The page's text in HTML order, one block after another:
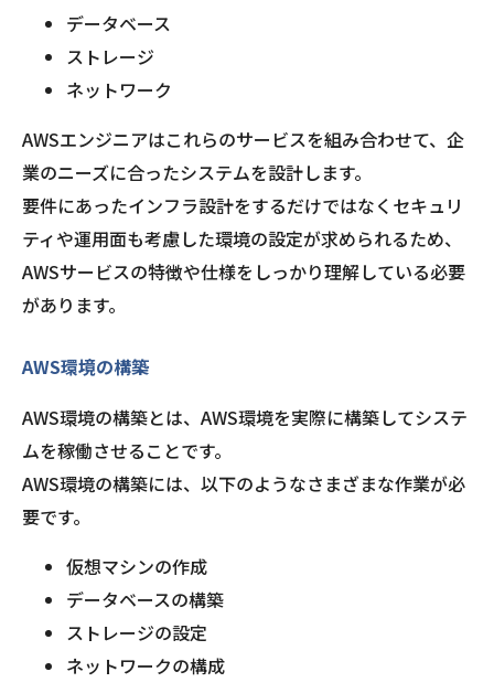
データベース
ストレージ
ネットワーク
AWSエンジニアはこれらのサービスを組み合わせて、企
業のニーズに合ったシステムを設計します。
要件にあったインフラ設計をするだけではなくセキュリ
ティや運用面も考慮した環境の設定が求められるため、
AWSサービスの特徴や仕様をしっかり理解している必要
があります。
AWS環境の構築
AWS環境の構築とは、AWS環境を実際に構築してシステ
ムを稼働させることです。
AWS環境の構築には、以下のようなさまざまな作業が必
要です。
仮想マシンの作成
データベースの構築
ストレージの設定
ネットワークの構成